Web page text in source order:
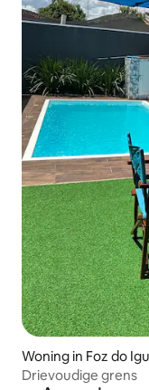
Woning in Foz do
Drievoudige grens